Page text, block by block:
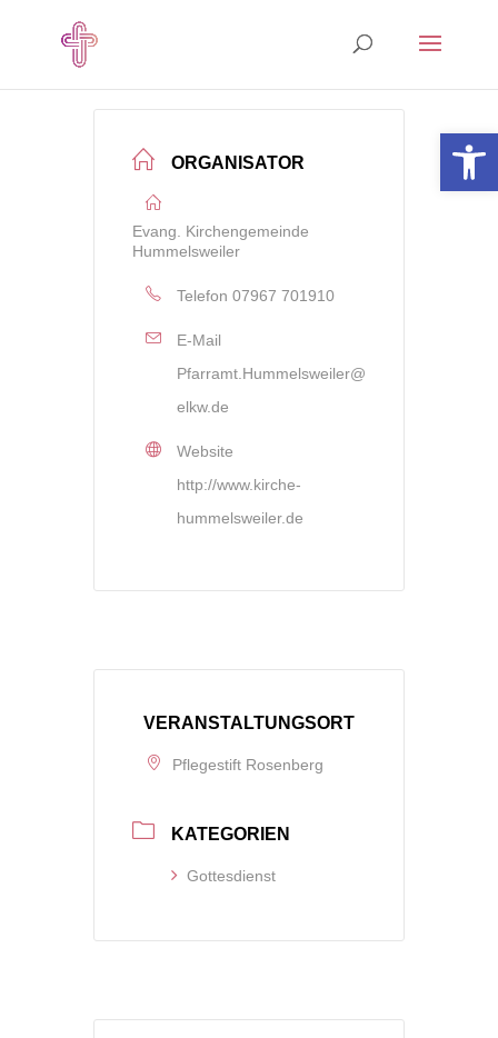
ORGANISATOR
Evang. Kirchengemeinde
Hummelsweiler
Telefon 07967 701910
E-Mail
Pfarramt.Hummelsweiler@
elkw.de
Website
http://www.kirche-
hummelsweiler.de
VERANSTALTUNGSORT
Pflegestift Rosenberg
KATEGORIEN
Gottesdienst